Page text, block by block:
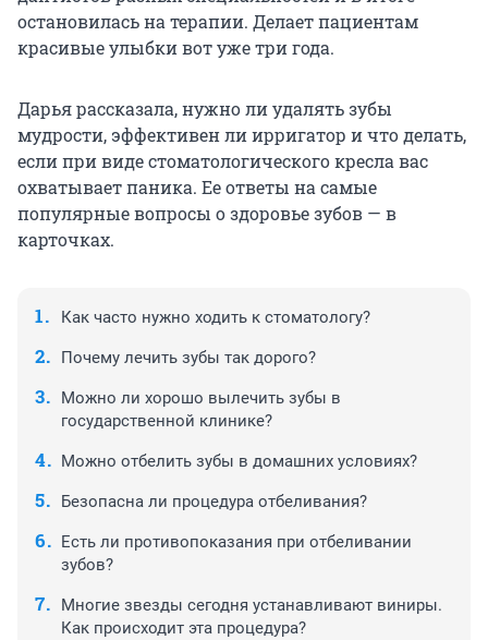
остановилась на терапии. Делает пациентам
красивые улыбки вот уже три года.
Дарья рассказала, нужно ли удалять зубы
мудрости, эффективен ли ирригатор и что делать,
если при виде стоматологического кресла вас
охватывает паника. Ее ответы на самые
популярные вопросы о здоровье зубов — в
карточках.
Как часто нужно ходить к стоматологу?
Почему лечить зубы так дорого?
Можно ли хорошо вылечить зубы в
государственной клинике?
Можно отбелить зубы в домашних условиях?
Безопасна ли процедура отбеливания?
Есть ли противопоказания при отбеливании
зубов?
Многие звезды сегодня устанавливают виниры.
Как происходит эта процедура?